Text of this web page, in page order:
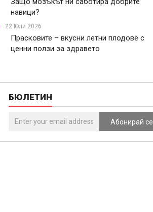
навици?
22 Юли 2026
Прасковите – вкусни летни плодове с
ценни ползи за здравето
БЮЛЕТИН
Абонирай се